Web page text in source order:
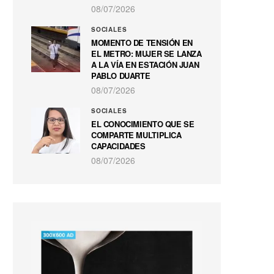
08/07/2026
SOCIALES
MOMENTO DE TENSIÓN EN
EL METRO: MUJER SE LANZA
A LA VÍA EN ESTACIÓN JUAN
PABLO DUARTE
08/07/2026
SOCIALES
EL CONOCIMIENTO QUE SE
COMPARTE MULTIPLICA
CAPACIDADES
08/07/2026